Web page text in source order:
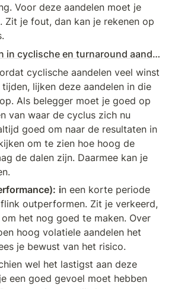
Voor deze aandelen moet je
Zit je fout, dan kan je rekenen op
53. Beleggen in cyclische en turnaround aandelen | € 207.900
cyclische aandelen veel winst
lijken deze aandelen in die
Als belegger moet je goed op
van waar de cyclus zich nu
goed om naar de resultaten in
om te zien hoe hoog de
de dalen zijn. Daarmee kan je
in een korte periode
outperformen. Zit je verkeerd,
het nog goed te maken. Over
hoog volatiele aandelen het
je bewust van het risico.
wel het lastigst aan deze
een goed gevoel moet hebben